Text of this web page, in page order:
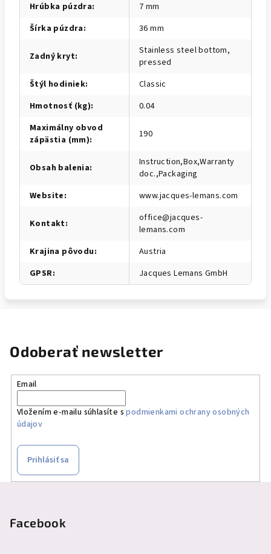
Hrúbka púzdra:
7 mm
Šírka púzdra: 36 mm
Zadný kryt:
Stainless steel bottom,
pressed
Štýl hodiniek:
Classic
Hmotnosť (kg):
0.04
Maximálny obvod
zápästia (mm): 190
Obsah balenia:
Instruction,Box,Warranty
doc.,Packaging
Website: www.jacques-lemans.com
Kontakt:
office@jacques-
lemans.com
Krajina pôvodu:
Austria
GPSR: Jacques Lemans GmbH
Odoberať newsletter
Email
Vložením e-mailu súhlasíte spodmienkami ochrany osobných
údajov
Prihlásiť sa
Facebook